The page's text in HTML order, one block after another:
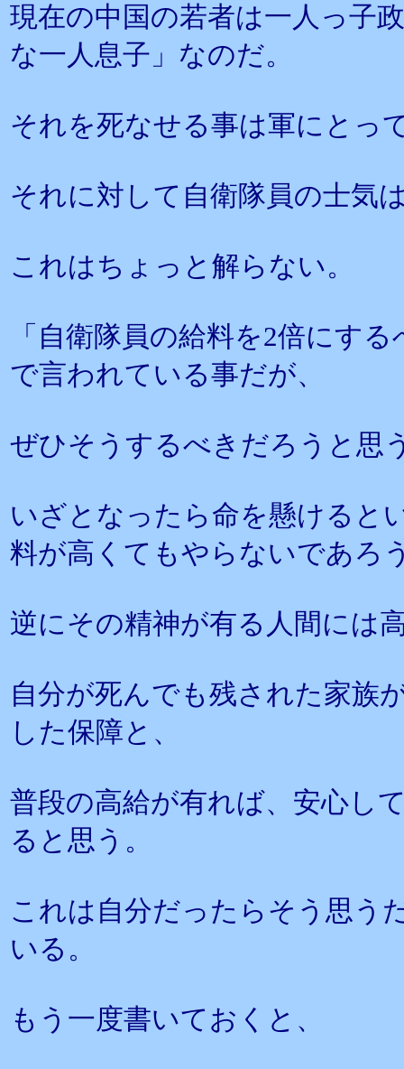
現在の中国の若者は一人っ子
な一人息子」なのだ。
それを死なせる事は軍にとっ
それに対して自衛隊員の士気
これはちょっと解らない。
「自衛隊員の給料を2倍にす
で言われている事だが、
ぜひそうするべきだろうと思
いざとなったら命を懸けると
料が高くてもやらないであろ
逆にその精神が有る人間には
自分が死んでも残された家族
した保障と、
普段の高給が有れば、安心し
ると思う。
これは自分だったらそう思う
いる。
もう一度書いておくと、